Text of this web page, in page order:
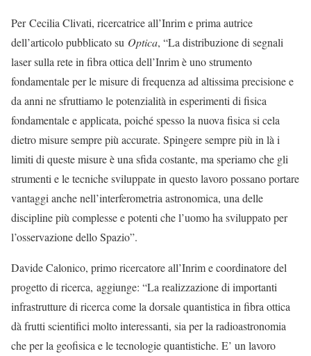
Per Cecilia Clivati, ricercatrice all’Inrim e prima autrice
dell’articolo pubblicato su Optica, “La distribuzione di segnali
laser sulla rete in fibra ottica dell’Inrim è uno strumento
fondamentale per le misure di frequenza ad altissima precisione e
da anni ne sfruttiamo le potenzialità in esperimenti di fisica
fondamentale e applicata, poiché spesso la nuova fisica si cela
dietro misure sempre più accurate. Spingere sempre più in là i
limiti di queste misure è una sfida costante, ma speriamo che gli
strumenti e le tecniche sviluppate in questo lavoro possano portare
vantaggi anche nell’interferometria astronomica, una delle
discipline più complesse e potenti che l’uomo ha sviluppato per
l’osservazione dello Spazio”.
Davide Calonico, primo ricercatore all’Inrim e coordinatore del
progetto di ricerca, aggiunge: “La realizzazione di importanti
infrastrutture di ricerca come la dorsale quantistica in fibra ottica
dà frutti scientifici molto interessanti, sia per la radioastronomia
che per la geofisica e le tecnologie quantistiche. E’ un lavoro